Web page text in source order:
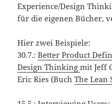
Experience/Design
für die eigenen Bücher,
Hier zwei Beispiele:
30.7.:Better Product
Design Thinkingmit Jeff
Eric Ries (BuchThe Lean